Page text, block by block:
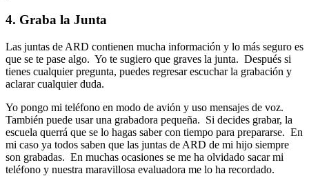
4. Graba la Junta
Las juntas de ARD contienen mucha información y lo más seguro es
que se te pase algo. Yo te sugiero que graves la junta. Después si
tienes cualquier pregunta, puedes regresar escuchar la grabación y
aclarar cualquier duda.
Yo pongo mi teléfono en modo de avión y uso mensajes de voz.
También puede usar una grabadora pequeña. Si decides grabar, la
escuela querrá que se lo hagas saber con tiempo para prepararse. En
mi caso ya todos saben que las juntas de ARD de mi hijo siempre
son grabadas. En muchas ocasiones se me ha olvidado sacar mi
teléfono y nuestra maravillosa evaluadora me lo ha recordado.